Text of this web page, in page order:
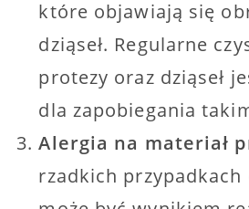
które objawiają się
dziąseł. Regularne
protezy oraz dziąseł
dla zapobiegania
Alergia na materiał
rzadkich przypadkach